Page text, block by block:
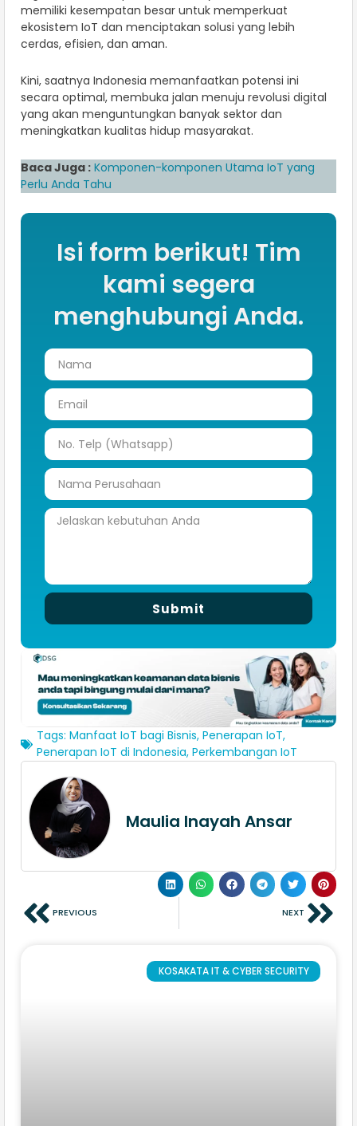
memiliki kesempatan besar untuk memperkuat
ekosistem IoT dan menciptakan solusi yang lebih
cerdas, efisien, dan aman.
Kini, saatnya Indonesia memanfaatkan potensi ini
secara optimal, membuka jalan menuju revolusi digital
yang akan menguntungkan banyak sektor dan
meningkatkan kualitas hidup masyarakat.
Baca Juga : Komponen-komponen Utama IoT yang
Perlu Anda Tahu
Isi form berikut! Tim
kami segera
menghubungi Anda.
Submit
Tags: Manfaat IoT bagi Bisnis, Penerapan IoT,
Penerapan IoT di Indonesia, Perkembangan IoT
Maulia Inayah Ansar
PREVIOUS NEXT
KOSAKATA IT & CYBER SECURITY